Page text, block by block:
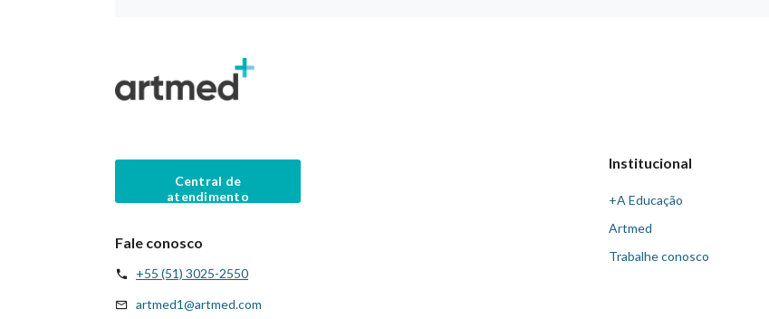
Central de
atendimento
Fale conosco
+55 (51) 3025-2550
artmed1@artmed.com
Institucional
+A Educação
Artmed
Trabalhe conosco